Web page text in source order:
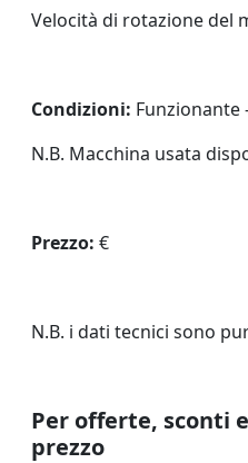
Velocità di rotazione del
Condizioni: Funzionante
N.B. Macchina usata
Prezzo: €
N.B. i dati tecnici sono
Per offerte, sconti
prezzo